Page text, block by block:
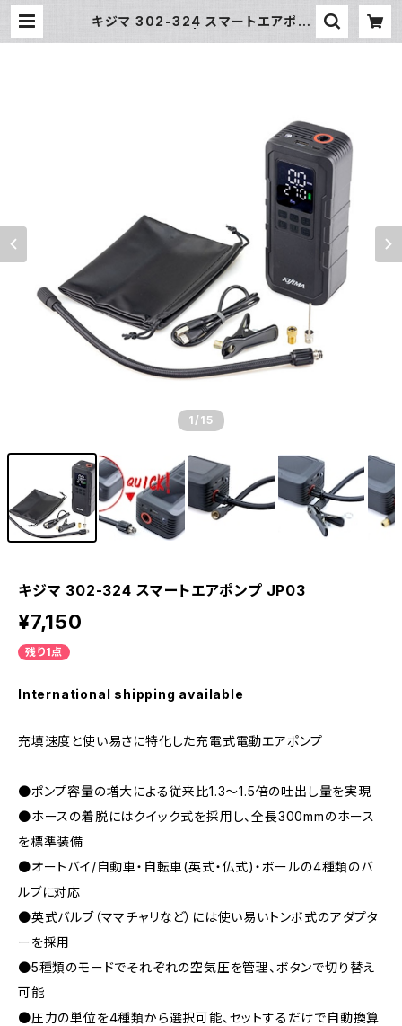
キジマ 302-324 スマートエアポン
1 /15
キジマ 302-324 スマートエアポンプ JP03
¥7,150
残り1点
International shipping available
充填速度と使い易さに特化した充電式電動エアポンプ
●ポンプ容量の増大による従来比1.3～1.5倍の吐出し量を実現
●ホースの着脱にはクイック式を採用し、全長300mmのホース
を標準装備
●オートバイ/自動車・自転車(英式・仏式)・ボールの4種類のバ
ルブに対応
●英式バルブ（ママチャリなど）には使い易いトンボ式のアダプタ
ーを採用
●5種類のモードでそれぞれの空気圧を管理、ボタンで切り替え
可能
●圧力の単位を4種類から選択可能、セットするだけで自動換算